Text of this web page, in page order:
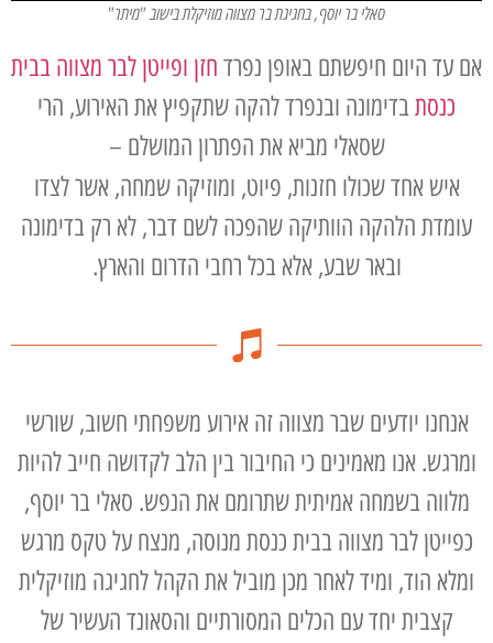
סאלי בר יוסף, בחגיגת בר מצווה מוזיקלת בישוב "מיתר"
אם עד היום חיפשתם באופן נפרד חזן ופייטן לבר מצווה בבית
כנסת בדימונה ובנפרד להקה שתקפיץ את האירוע, הרי
שסאלי מביא את הפתרון המושלם –
איש אחד שכולו חזנות, פיוט, ומוזיקה שמחה, אשר לצדו
עומדת הלהקה הוותיקה שהפכה לשם דבר, לא רק בדימונה
ובאר שבע, אלא בכל רחבי הדרום והארץ.
אנחנו יודעים שבר מצווה זה אירוע משפחתי חשוב, שורשי
ומרגש. אנו מאמינים כי החיבור בין הלב לקדושה חייב להיות
מלווה בשמחה אמיתית שתרומם את הנפש. סאלי בר יוסף,
כפייטן לבר מצווה בבית כנסת מנוסה, מנצח על טקס מרגש
ומלא הוד, ומיד לאחר מכן מוביל את הקהל לחגיגה מוזיקלית
קצבית יחד עם הכלים המסורתיים והסאונד העשיר של